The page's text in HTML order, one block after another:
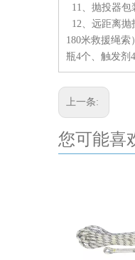
11、抛投器包
12、远距离抛
180米救援绳
瓶4个、触发剂
上一条:
您可能喜